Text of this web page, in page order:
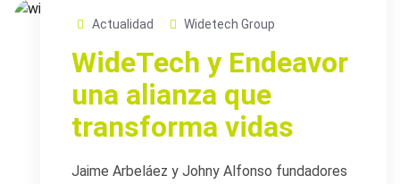
Actualidad Widetech Group
WideTech y Endeavor
una alianza que
transforma vidas
Jaime Arbeláez y Johny Alfonso fundadores